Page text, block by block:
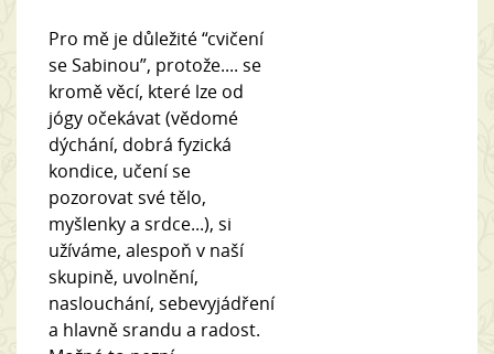
Pro mě je důležité “cvičení
se Sabinou”, protože.... se
kromě věcí, které lze od
jógy očekávat (vědomé
dýchání, dobrá fyzická
kondice, učení se
pozorovat své tělo,
myšlenky a srdce...), si
užíváme, alespoň v naší
skupině, uvolnění,
naslouchání, sebevyjádření
a hlavně srandu a radost.